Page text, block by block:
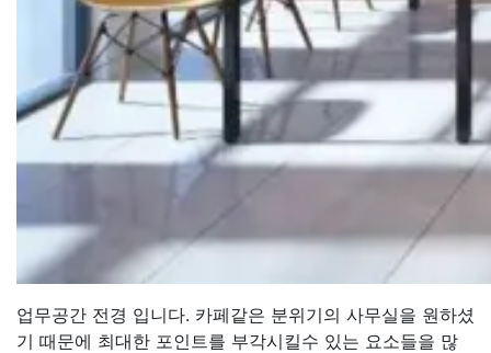
업무공간 전경 입니다. 카페같은 분위기의 사무실을 원하셨
기 때문에 최대한 포인트를 부각시킬수 있는 요소들을 많